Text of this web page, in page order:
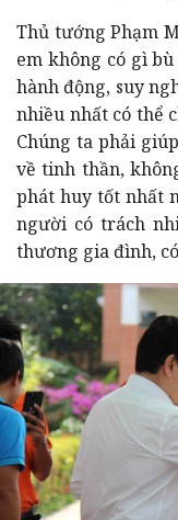
Thủ tướng Phạm
em không có gì
hành động, suy
nhiều nhất có thể
Chúng ta phải
về tinh thần,
phát huy tốt nhất
người có trách
thương gia đình,